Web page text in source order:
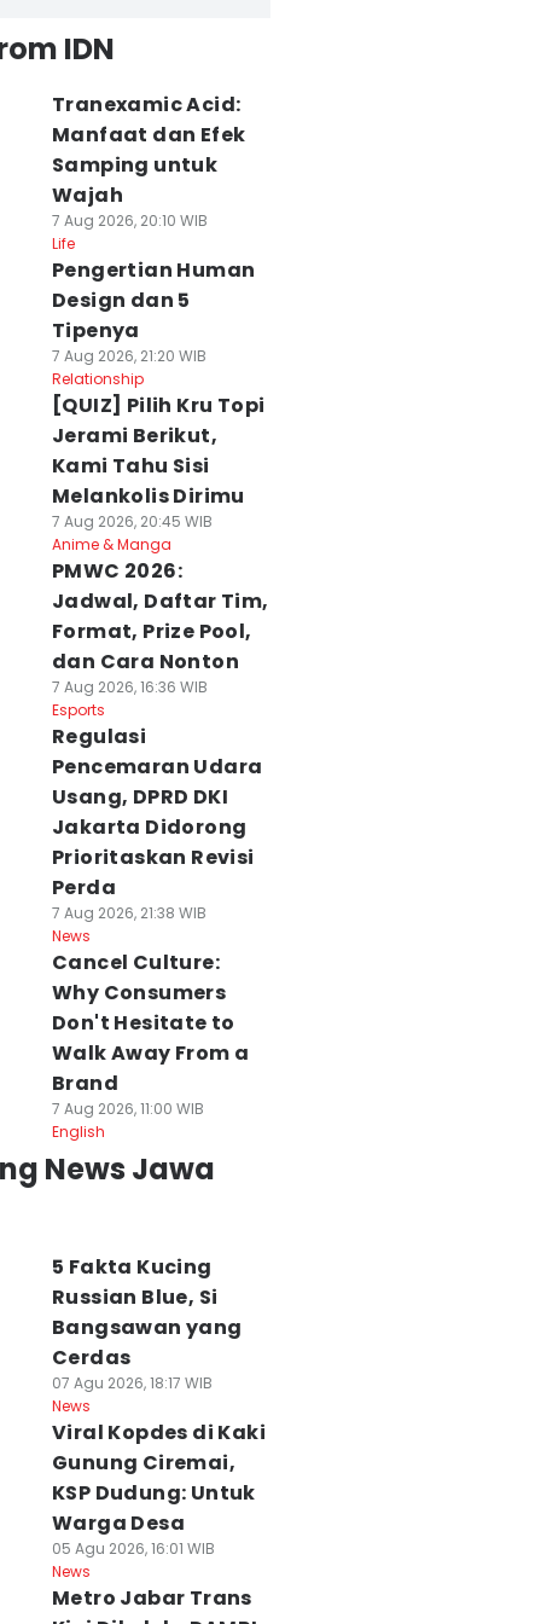
IDN
Tranexamic Acid:
Manfaat dan Efek
Samping untuk
Wajah
7 Aug 2026, 20:10 WIB
Life
Pengertian Human
Design dan 5
Tipenya
7 Aug 2026, 21:20 WIB
Relationship
[QUIZ] Pilih Kru Topi
Jerami Berikut,
Kami Tahu Sisi
Melankolis Dirimu
7 Aug 2026, 20:45 WIB
Anime & Manga
PMWC 2026:
Jadwal, Daftar Tim,
Format, Prize Pool,
dan Cara Nonton
7 Aug 2026, 16:36 WIB
Esports
Regulasi
Pencemaran Udara
Usang, DPRD DKI
Jakarta Didorong
Prioritaskan Revisi
Perda
7 Aug 2026, 21:38 WIB
News
Cancel Culture:
Why Consumers
Don't Hesitate to
Walk Away From a
Brand
7 Aug 2026, 11:00 WIB
English
News Jawa
5 Fakta Kucing
Russian Blue, Si
Bangsawan yang
Cerdas
07 Agu 2026, 18:17 WIB
News
Viral Kopdes di Kaki
Gunung Ciremai,
KSP Dudung: Untuk
Warga Desa
05 Agu 2026, 16:01 WIB
News
Metro Jabar Trans